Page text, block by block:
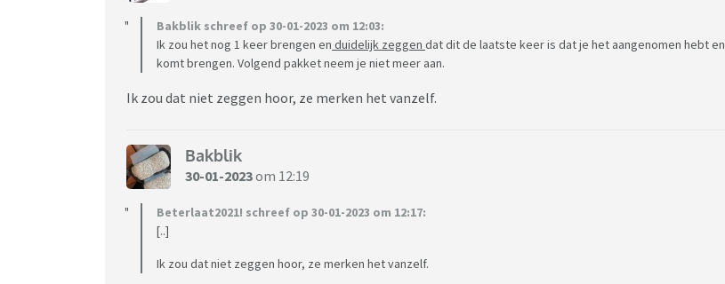
Bakblik schreef op 30-01-2023 om 12:03:
Ik zou het nog 1 keer brengen en duidelijk zeggen dat dit de laatste keer is dat je het aangenomen hebt en
komt brengen. Volgend pakket neem je niet meer aan.
Ik zou dat niet zeggen hoor, ze merken het vanzelf.
Bakblik
30-01-2023om 12:19
Beterlaat2021! schreef op 30-01-2023 om 12:17:
[..]
Ik zou dat niet zeggen hoor, ze merken het vanzelf.